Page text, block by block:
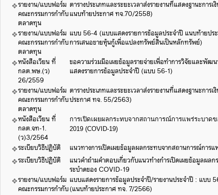
รายงาน/แบบฟอร์ม
คณะกรรมการกำกับ
ตลาดทุน
ตารางประเภทและระยะเวลาส่งรายงานที่แสดงฐานะการ
แนบท้ายประกาศ ทจ.70/2558)
รายงาน/แบบฟอร์ม
คณะกรรมการกำกับ
ตลาดทุน
แบบ 56-4 (แบบแสดงรายการข้อมูลประจำปี แนบท้ายป
การเสนอขายหุ้นกู้เพื่อแปลงทรัพย์สินเป็นหลักทรัพย์)
หนังสือเวียน ที่
กลต.พษ.(ว)
26/2559
ขอความร่วมมือเผยข้อมูลรายจ่ายเพื่อทำการวิจัยและพัฒ
แสดงรายการข้อมูลประจำปี (แบบ 56-1)
รายงาน/แบบฟอร์ม
คณะกรรมการกำกับ
ตลาดทุน
ตารางประเภทและระยะเวลาส่งรายงานที่แสดงฐานะการ
ประกาศ ทจ. 55/2563)
หนังสือเวียน ที่
กลต.จท-1.
(ว)3/2564
การเปิดเผยผลกระทบจากสถานการณ์การแพร่ระบาด
2019 (COVID-19)
ระเบียบวิธีปฏิบัติ
แนวทางการเปิดเผยข้อมูลผลกระทบจากสถานการณ์การ
ระเบียบวิธีปฏิบัติ
แนวคำถำมคำตอบเกี่ยวกับแนวทำงกำรเปิดเผยข้อมูลผล
ระบำดของ COVID-19
รายงาน/แบบฟอร์ม
คณะกรรมการกำกับ
แบบแสดงรายการข้อมูลประจำปี/รายงานประจำปี : แบบ
(แนบท้ายประกาศ ทจ. 7/2566)